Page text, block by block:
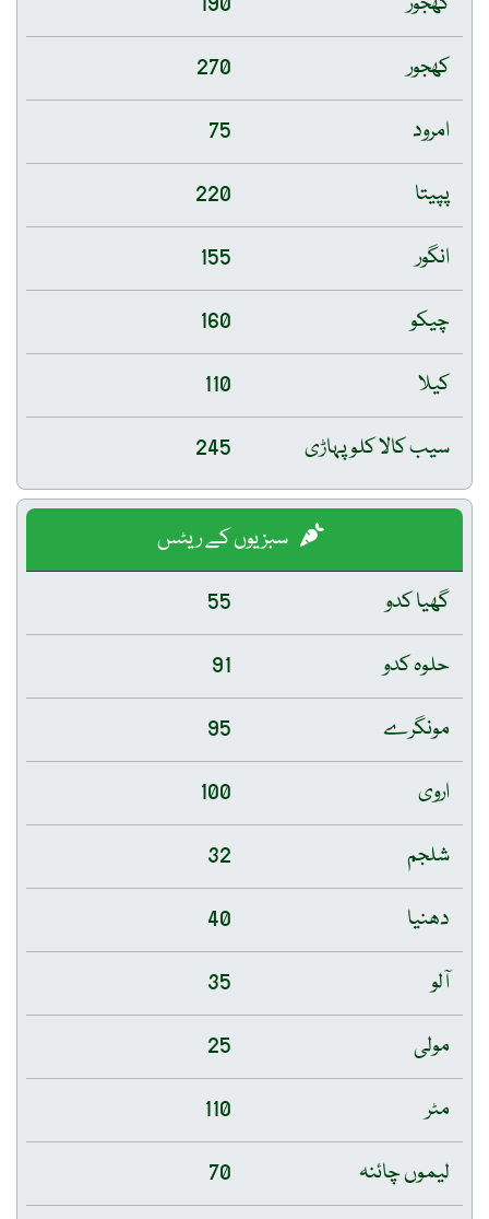
کھجور
270
امرود
75
پپیتا
220
انگور
155
چیکو
160
کیلا
110
سیب کالا کلو پہاڑی
245
سبزیوں کے ریٹس
گھیا کدو
55
حلوہ کدو
91
مونگرے
95
اروی
100
شلجم
32
دھنیا
40
آلو
35
مولی
25
مٹر
110
لیموں چائنہ
70